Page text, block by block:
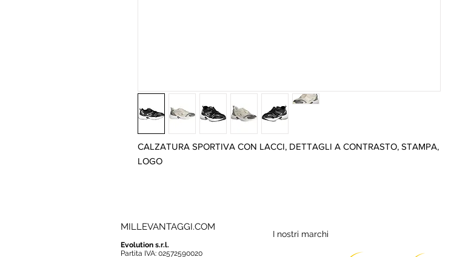
CALZATURA SPORTIVA CON LACCI, DETTAGLI A CONTRASTO, STAMPA,
LOGO
MILLEVANTAGGI.COM
Evolution s.r.l.
Partita IVA: 02572590020
I nostri marchi